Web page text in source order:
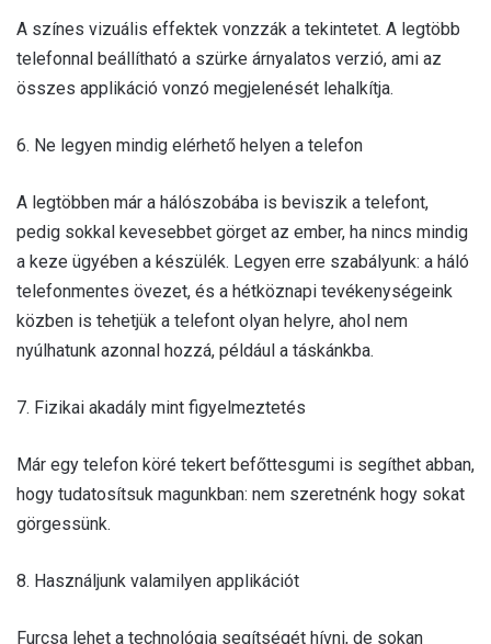
A színes vizuális effektek vonzzák a tekintetet. A legtöbb
telefonnal beállítható a szürke árnyalatos verzió, ami az
összes applikáció vonzó megjelenését lehalkítja.
6. Ne legyen mindig elérhető helyen a telefon
A legtöbben már a hálószobába is beviszik a telefont,
pedig sokkal kevesebbet görget az ember, ha nincs mindig
a keze ügyében a készülék. Legyen erre szabályunk: a háló
telefonmentes övezet, és a hétköznapi tevékenységeink
közben is tehetjük a telefont olyan helyre, ahol nem
nyúlhatunk azonnal hozzá, például a táskánkba.
7. Fizikai akadály mint figyelmeztetés
Már egy telefon köré tekert befőttesgumi is segíthet abban,
hogy tudatosítsuk magunkban: nem szeretnénk hogy sokat
görgessünk.
8. Használjunk valamilyen applikációt
Furcsa lehet a technológia segítségét hívni, de sokan